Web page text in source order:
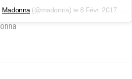
Madonna (@madonna) le 8 Févr. 2017 à 10h24 PST